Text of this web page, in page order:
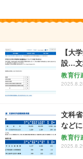
【大
設…文
教育行
文科
など
教育行